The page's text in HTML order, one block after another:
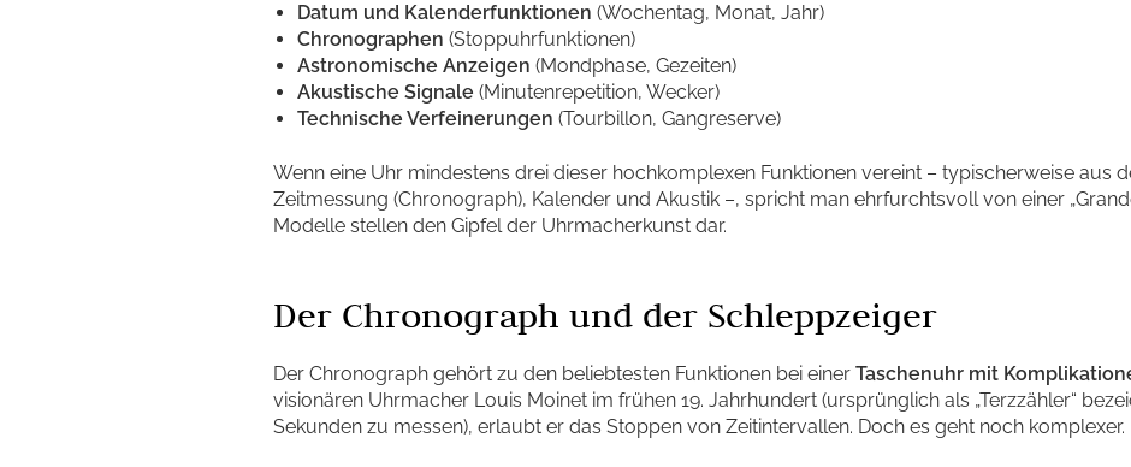
Datum und Kalenderfunktionen (Wochentag, Monat, Jahr)
Chronographen (Stoppuhrfunktionen)
Astronomische Anzeigen (Mondphase, Gezeiten)
Akustische Signale (Minutenrepetition, Wecker)
Technische Verfeinerungen (Tourbillon, Gangreserve)
Wenn eine Uhr mindestens drei dieser hochkomplexen Funktionen vereint – typischerweise aus
Zeitmessung (Chronograph), Kalender und Akustik –, spricht man ehrfurchtsvoll von einer
Modelle stellen den Gipfel der Uhrmacherkunst dar.
Der Chronograph und der Schleppzeiger
Der Chronograph gehört zu den beliebtesten Funktionen bei einerTaschenuhr mit
visionären Uhrmacher Louis Moinet im frühen 19. Jahrhundert (ursprünglich als „Terzzähler“
Sekunden zu messen), erlaubt er das Stoppen von Zeitintervallen. Doch es geht noch komplexer.